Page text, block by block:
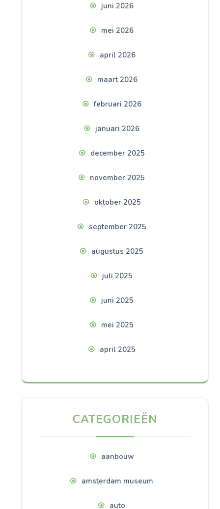
juni 2026
mei 2026
april 2026
maart 2026
februari 2026
januari 2026
december 2025
november 2025
oktober 2025
september 2025
augustus 2025
juli 2025
juni 2025
mei 2025
april 2025
CATEGORIEËN
aanbouw
amsterdam museum
auto